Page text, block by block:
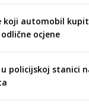
koji automobil
ocjene
policijskoj stanici